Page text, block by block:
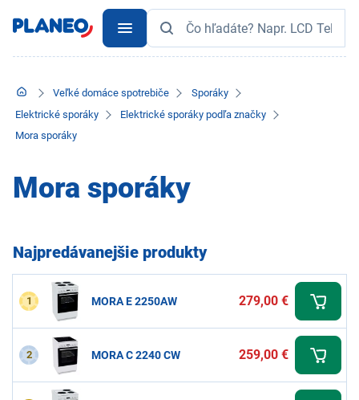
Veľké domáce spotrebiče
Sporáky
Elektrické sporáky
Elektrické sporáky podľa značky
Mora sporáky
Mora sporáky
Najpredávanejšie produkty
1 MORA E 2250AW 279,00 €
2 MORA C 2240 CW 259,00 €